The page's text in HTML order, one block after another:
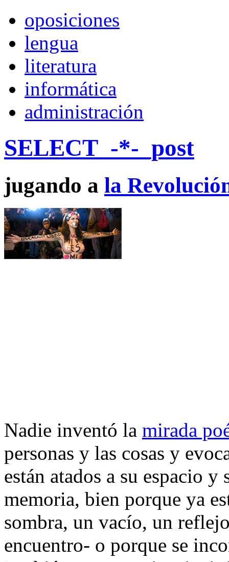
oposiciones
lengua
literatura
informática
administración
SELECT _-*-_post
jugando a la
Nadie inventó la mirada
personas y las cosas y
están atados a su espacio
memoria, bien porque ya
sombra, un vacío, un
encuentro- o porque se